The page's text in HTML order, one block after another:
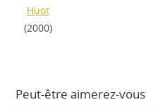
Huot
(2000)
Peut-être aimerez-vous